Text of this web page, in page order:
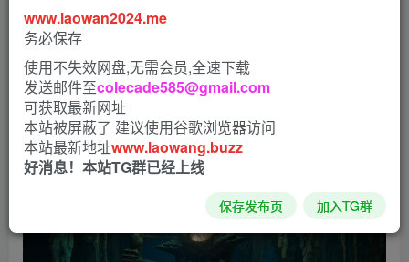
www.laowan2024.me
务必保存
使用不失效网盘,无需会员,全速下载
发送邮件至colecade585@gmail.com
可获取最新网址
本站被屏蔽了 建议使用谷歌浏览器访问
本站最新地址www.laowang.buzz
好消息！本站TG群已经上线
保存发布页 加入TG群